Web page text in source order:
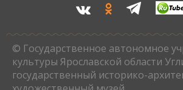
© Государственное автономное
культуры Ярославской области
государственный историко-